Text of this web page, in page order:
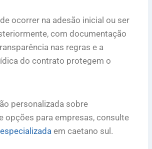
ocorrer na adesão inicial ou ser
com documentação
nas regras e a
do contrato protegem o
personalizada sobre
opções para empresas, consulte
em caetano sul.